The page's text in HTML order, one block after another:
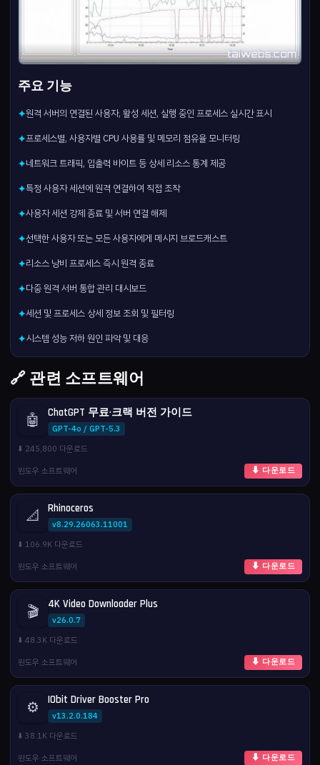
주요 기능
✦원격 서버의 연결된 사용자, 활성 세션, 실행 중인 프로세스 실시간 표시
✦프로세스별, 사용자별 CPU 사용률 및 메모리 점유율 모니터링
✦네트워크 트래픽, 입출력 바이트 등 상세 리소스 통계 제공
✦특정 사용자 세션에 원격 연결하여 직접 조작
✦사용자 세션 강제 종료 및 서버 연결 해제
✦선택한 사용자 또는 모든 사용자에게 메시지 브로드캐스트
✦리소스 낭비 프로세스 즉시 원격 종료
✦다중 원격 서버 통합 관리 대시보드
✦세션 및 프로세스 상세 정보 조회 및 필터링
✦시스템 성능 저하 원인 파악 및 대응
🔗 관련 소프트웨어
🤖 ChatGPT 무료·크랙 버전 가이드
GPT-4o / GPT-5.3
⬇️ 245,800 다운로드
윈도우 소프트웨어
⬇ 다운로드
📐 Rhinoceros
v8.29.26063.11001
⬇️ 106.9K 다운로드
윈도우 소프트웨어
⬇ 다운로드
🎬 4K Video Downloader Plus
v26.0.7
⬇️ 48.3K 다운로드
윈도우 소프트웨어
⬇ 다운로드
⚙️ IObit Driver Booster Pro
v13.2.0.184
⬇️ 38.1K 다운로드
윈도우 소프트웨어
⬇ 다운로드